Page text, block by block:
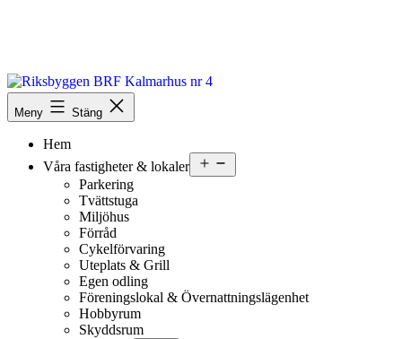
Riksbyggen
BRF
Meny Stäng
Hem
Våra fastigheter & lokaler
meny
Parkering
Tvättstuga
Miljöhus
Förråd
Cykelförvaring
Uteplats & Grill
Egen odling
Föreningslokal & Övernattnings­lägenhet
Hobbyrum
Skyddsrum